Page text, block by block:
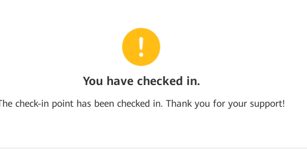
You have checked in.
check-in point has been checked in. Thank you for your support!